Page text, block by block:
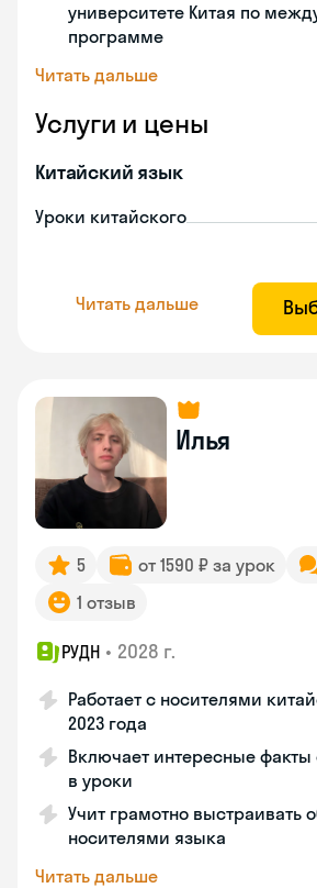
университете Китая по
программе
Читать дальше
Услуги и цены
Китайский язык
Уроки китайского
Читать дальше
Илья
5 от 1590 ₽ за урок
1 отзыв
РУДН • 2028 г.
Работает с носителями
2023 года
Включает интересные факты
в уроки
Учит грамотно выстраивать
носителями языка
Читать дальше